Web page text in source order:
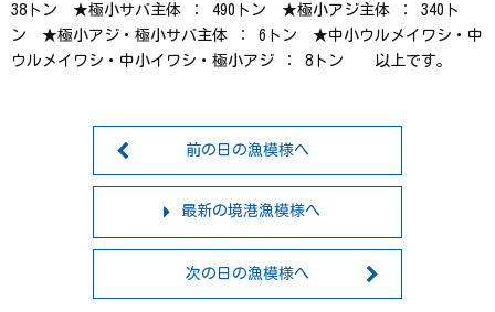
38トン ★極小サバ主体 ： 490トン ★極小アジ主体 ： 340ト
ン ★極小アジ・極小サバ主体 ： 6トン ★中小ウルメイワシ・中
ウルメイワシ・中小イワシ・極小アジ ： 8トン 以上です。
前の日の漁模様へ
最新の境港漁模様へ
次の日の漁模様へ